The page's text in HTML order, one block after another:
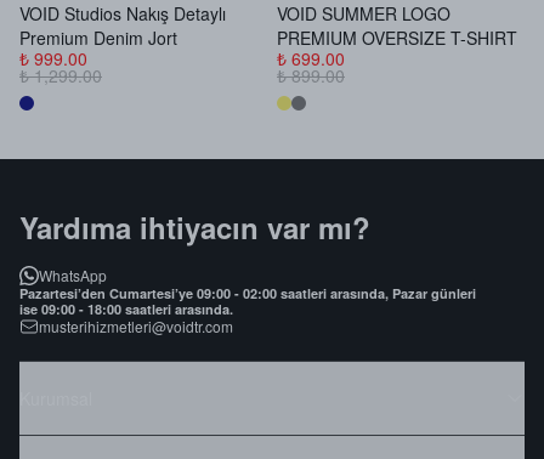
VOID Studios Nakış Detaylı
Premium Denim Jort
₺ 999.00
₺ 1,299.00
VOID SUMMER LOGO
PREMIUM OVERSIZE T-SHIRT
₺ 699.00
₺ 899.00
Yardıma ihtiyacın var mı?
WhatsApp
Pazartesi’den Cumartesi’ye 09:00 - 02:00 saatleri arasında, Pazar günleri
ise 09:00 - 18:00 saatleri arasında.
musterihizmetleri@voidtr.com